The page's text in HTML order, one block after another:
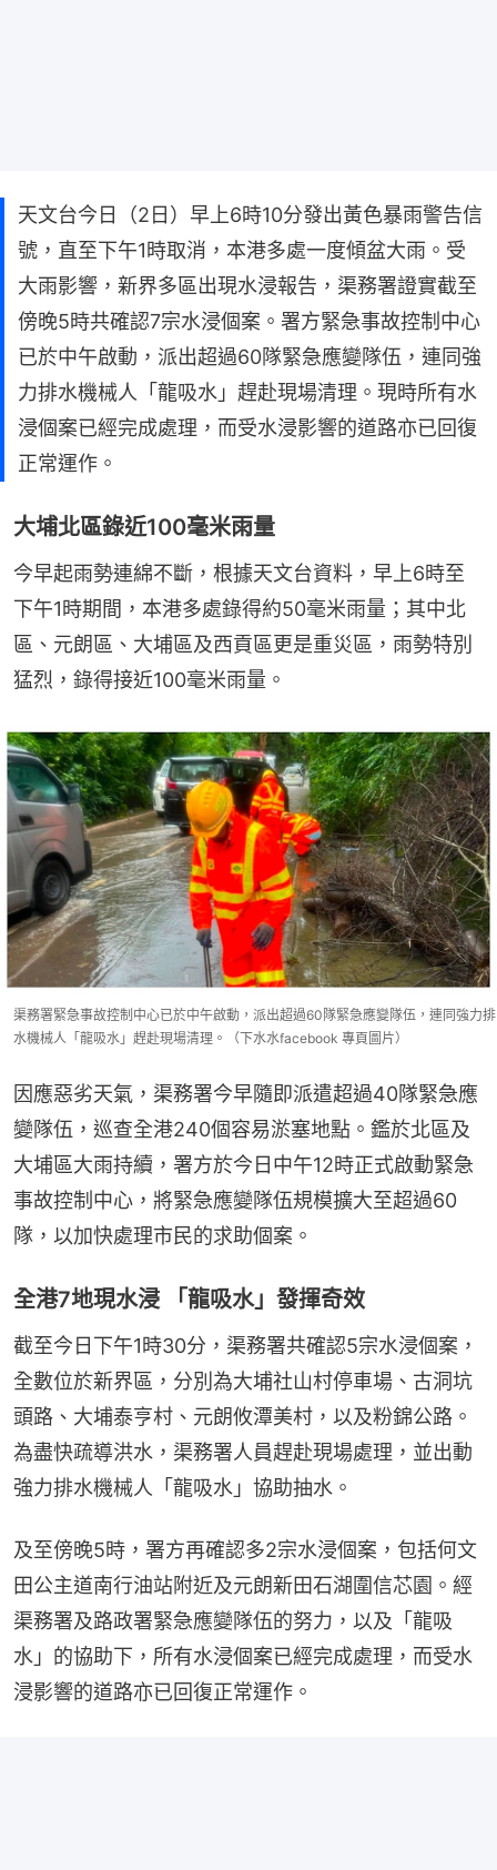
天文台今日（2日）早上6時10分發出黃色暴雨警告信
號，直至下午1時取消，本港多處一度傾盆大雨。受
大雨影響，新界多區出現水浸報告，渠務署證實截至
傍晚5時共確認7宗水浸個案。署方緊急事故控制中心
已於中午啟動，派出超過60隊緊急應變隊伍，連同強
力排水機械人「龍吸水」趕赴現場清理。現時所有水
浸個案已經完成處理，而受水浸影響的道路亦已回復
正常運作。
大埔北區錄近100毫米雨量
今早起雨勢連綿不斷，根據天文台資料，早上6時至
下午1時期間，本港多處錄得約50毫米雨量；其中北
區、元朗區、大埔區及西貢區更是重災區，雨勢特別
猛烈，錄得接近100毫米雨量。
渠務署緊急事故控制中心已於中午啟動，派出超過60隊緊急應變隊伍，連同強力排
水機械人「龍吸水」趕赴現場清理。（下水水facebook 專頁圖片）
因應惡劣天氣，渠務署今早隨即派遣超過40隊緊急應
變隊伍，巡查全港240個容易淤塞地點。鑑於北區及
大埔區大雨持續，署方於今日中午12時正式啟動緊急
事故控制中心，將緊急應變隊伍規模擴大至超過60
隊，以加快處理市民的求助個案。
全港7地現水浸 「龍吸水」發揮奇效
截至今日下午1時30分，渠務署共確認5宗水浸個案，
全數位於新界區，分別為大埔社山村停車場、古洞坑
頭路、大埔泰亨村、元朗攸潭美村，以及粉錦公路。
為盡快疏導洪水，渠務署人員趕赴現場處理，並出動
強力排水機械人「龍吸水」協助抽水。
及至傍晚5時，署方再確認多2宗水浸個案，包括何文
田公主道南行油站附近及元朗新田石湖圍信芯園。經
渠務署及路政署緊急應變隊伍的努力，以及「龍吸
水」的協助下，所有水浸個案已經完成處理，而受水
浸影響的道路亦已回復正常運作。